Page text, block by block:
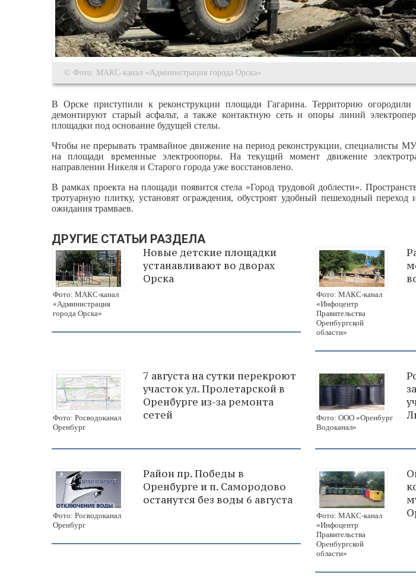
© Фото: МАКС-канал «Администрация города Орска»
В Орске приступили к реконструкции площади Гагарина. Территорию огородили
демонтируют старый асфальт, а также контактную сеть и опоры линий
площадки под основание будущей стелы.
Чтобы не прерывать трамвайное движение на период реконструкции, специалисты
на площади временные электроопоры. На текущий момент движение
направлении Никеля и Старого города уже восстановлено.
В рамках проекта на площади появится стела «Город трудовой доблести».
тротуарную плитку, установят ограждения, обустроят удобный пешеходный
ожидания трамваев.
ДРУГИЕ СТАТЬИ РАЗДЕЛА
Фото: МАКС-канал
«Администрация
города Орска»
Новые детские площадки
устанавливают во дворах
Орска
Фото: МАКС-канал
«Инфоцентр
Правительства
Оренбургской
области»
Фото: Росводоканал
Оренбург
7 августа на сутки перекроют
участок ул. Пролетарской в
Оренбурге из-за ремонта
сетей
Фото: ООО «Оренбург
Водоканал»
Фото: Росводоканал
Оренбург
Район пр. Победы в
Оренбурге и п. Самородово
останутся без воды 6 августа
Фото: МАКС-канал
«Инфоцентр
Правительства
Оренбургской
области»